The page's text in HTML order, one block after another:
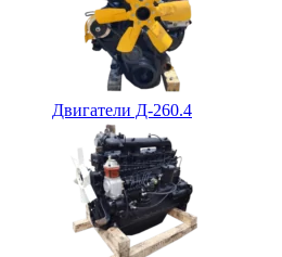
Двигатели Д-260.4